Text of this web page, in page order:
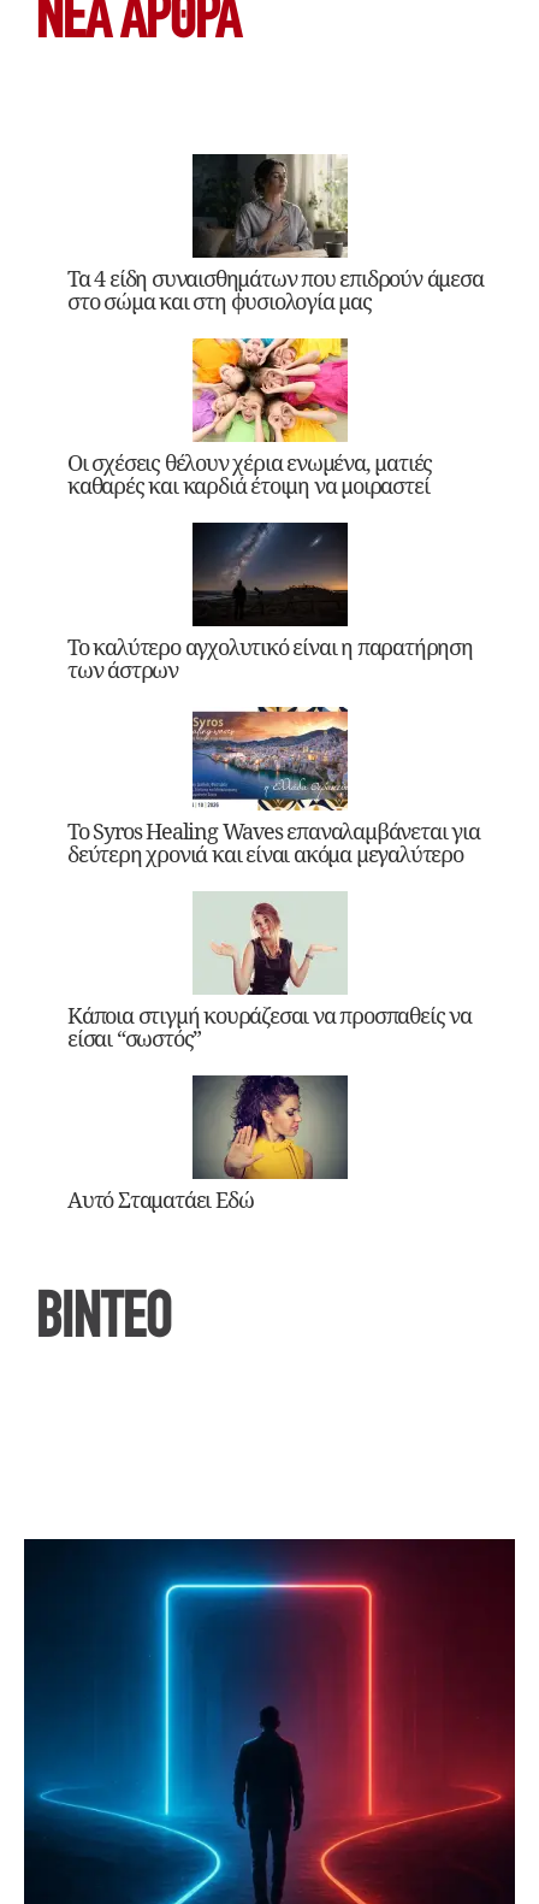
ΝΕΑ ΆΡΘΡΑ
Τα 4 είδη συναισθημάτων που επιδρούν άμεσα
στο σώμα και στη φυσιολογία μας
Οι σχέσεις θέλουν χέρια ενωμένα, ματιές
καθαρές και καρδιά έτοιμη να μοιραστεί
Το καλύτερο αγχολυτικό είναι η παρατήρηση
των άστρων
Το Syros Healing Waves επαναλαμβάνεται για
δεύτερη χρονιά και είναι ακόμα μεγαλύτερο
Κάποια στιγμή κουράζεσαι να προσπαθείς να
είσαι “σωστός”
Αυτό Σταματάει Εδώ
ΒΙΝΤΕΟ